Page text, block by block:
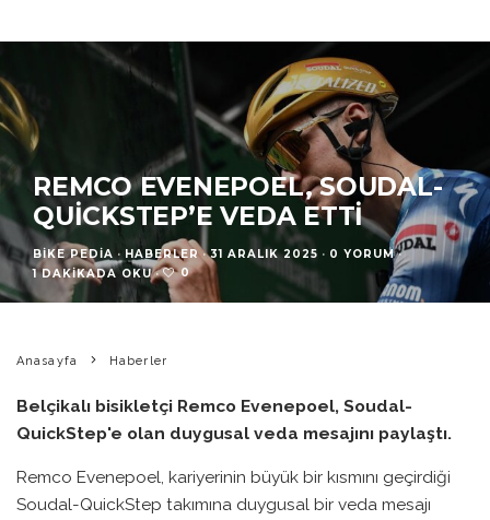
REMCO EVENEPOEL, SOUDAL-
QUICKSTEP’E VEDA ETTI
BIKE PEDIA · HABERLER · 31 ARALIK 2025 · 0 YORUM ·
1 DAKIKADA OKU · 0
Anasayfa Haberler
Belçikalı bisikletçi Remco Evenepoel, Soudal-
QuickStep'e olan duygusal veda mesajını paylaştı.
Remco Evenepoel, kariyerinin büyük bir kısmını geçirdiği
Soudal-QuickStep takımına duygusal bir veda mesajı